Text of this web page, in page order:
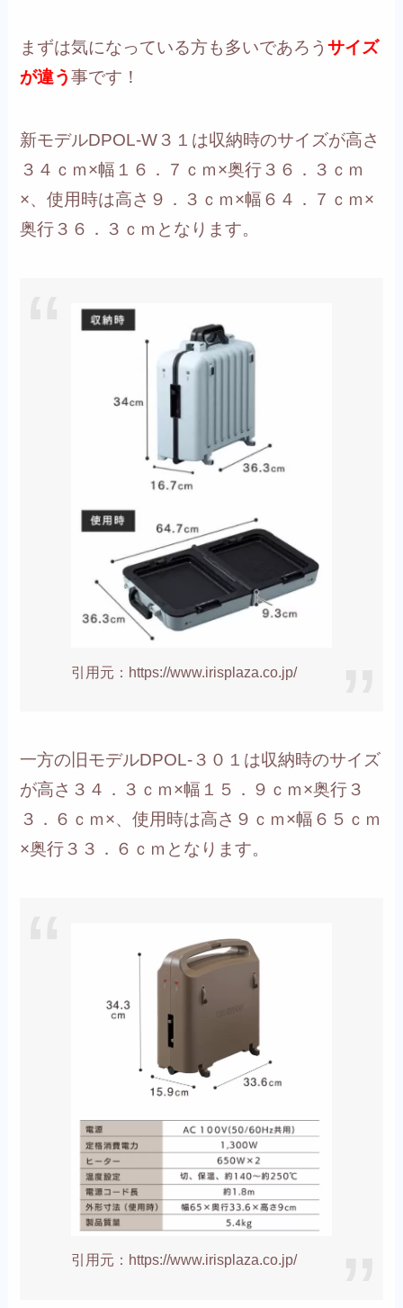
まずは気になっている方も多いであろうサイズ
が違う事です！
新モデルDPOL-W３１は収納時のサイズが高さ
３４ｃｍ×幅１６．７ｃｍ×奥行３６．３ｃｍ
×、使用時は高さ９．３ｃｍ×幅６４．７ｃｍ×
奥行３６．３ｃｍとなります。
引用元：https://www.irisplaza.co.jp/
一方の 旧モデルDPOL-３０１は収納時のサイズ
が高さ３４．３ｃｍ×幅１５．９ｃｍ×奥行３
３．６ｃｍ×、使用時は高さ９ｃｍ×幅６５ｃｍ
×奥行３３．６ｃｍとなります。
引用元：https://www.irisplaza.co.jp/